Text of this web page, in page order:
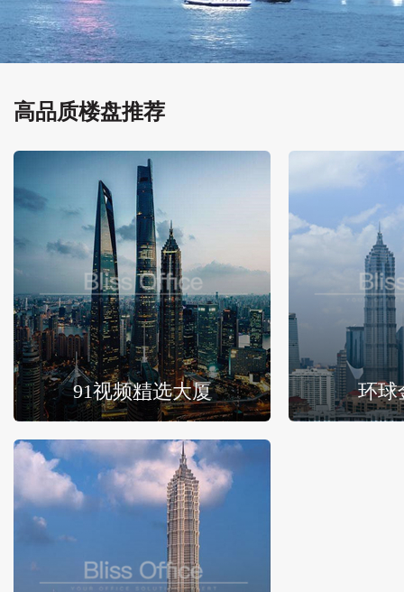
高品质楼盘推荐
91视频精选大厦 环球